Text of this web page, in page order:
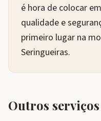
é hora de colocar
qualidade e
primeiro lugar na
Seringueiras.
Outros serviços